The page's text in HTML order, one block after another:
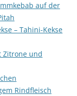
auf der
– Tahini-Kekse
Zitrone und
Rindfleisch